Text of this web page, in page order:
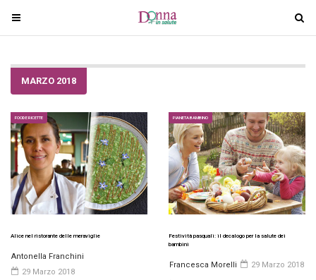
T
o
g
n
a
v
i
g
a
i
o
n
T
o
g
n
a
v
i
g
a
n
MARZO 2018
FOOD E RICETTE
Alice nel ristorante delle meraviglie
Antonella Franchini
29 Marzo 2018
PIANETA BAMBINO
Festività pasquali: il decalogo per la salute dei
bambini
Francesca Morelli 29 Marzo 2018